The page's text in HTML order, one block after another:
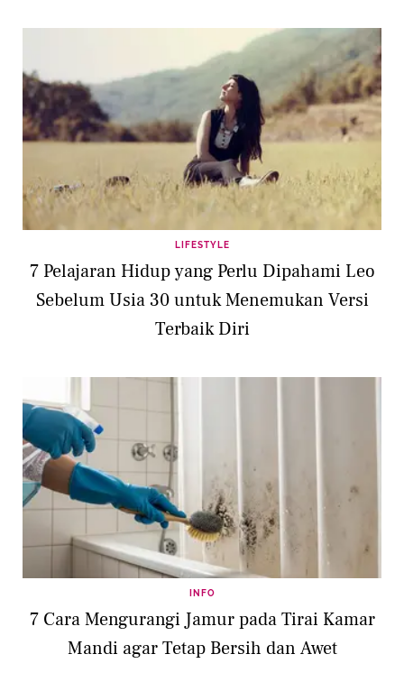
LIFESTYLE
7 Pelajaran Hidup yang Perlu Dipahami Leo
Sebelum Usia 30 untuk Menemukan Versi
Terbaik Diri
INFO
7 Cara Mengurangi Jamur pada Tirai Kamar
Mandi agar Tetap Bersih dan Awet